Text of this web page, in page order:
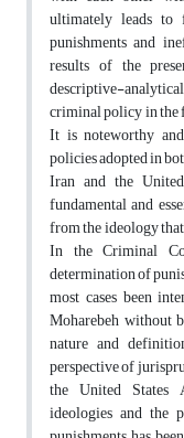
ultimately leads
punishments and
results of the
descriptive-
criminal policy in the
It is noteworthy
policies adopted in
Iran and the
fundamental and
from the ideology
In the Criminal
determination of
most cases been
Moharebeh without
nature and
perspective of
the United States
ideologies and the